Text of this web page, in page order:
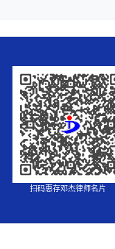
扫码惠存邓杰律师名片